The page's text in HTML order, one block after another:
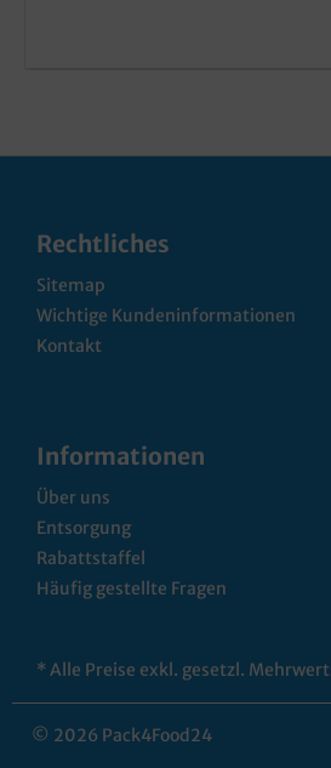
Rechtliches
Sitemap
Wichtige Kundeninformationen
Kontakt
Informationen
Über uns
Entsorgung
Rabattstaffel
Häufig gestellte Fragen
* Alle Preise exkl. gesetzl.
© 2026 Pack4Food24